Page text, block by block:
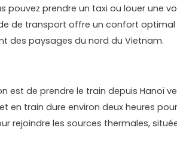
pouvez prendre un taxi ou louer une
de transport offre un confort
des paysages du nord du Vietnam.
est de prendre le train depuis Hanoï
en train dure environ deux heures
rejoindre les sources thermales,